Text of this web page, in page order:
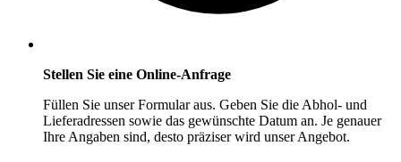
Stellen Sie eine Online-Anfrage
Füllen Sie unser Formular aus. Geben Sie die Abhol- und
Lieferadressen sowie das gewünschte Datum an. Je genauer
Ihre Angaben sind, desto präziser wird unser Angebot.